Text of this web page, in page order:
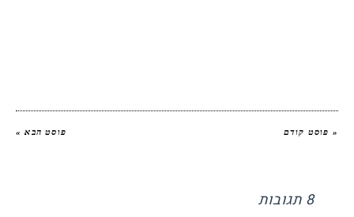
« פוסט קודם פוסט הבא »
8 תגובות